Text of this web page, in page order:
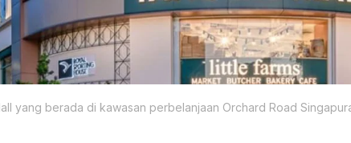
yang berada di kawasan perbelanjaan Orchard Road